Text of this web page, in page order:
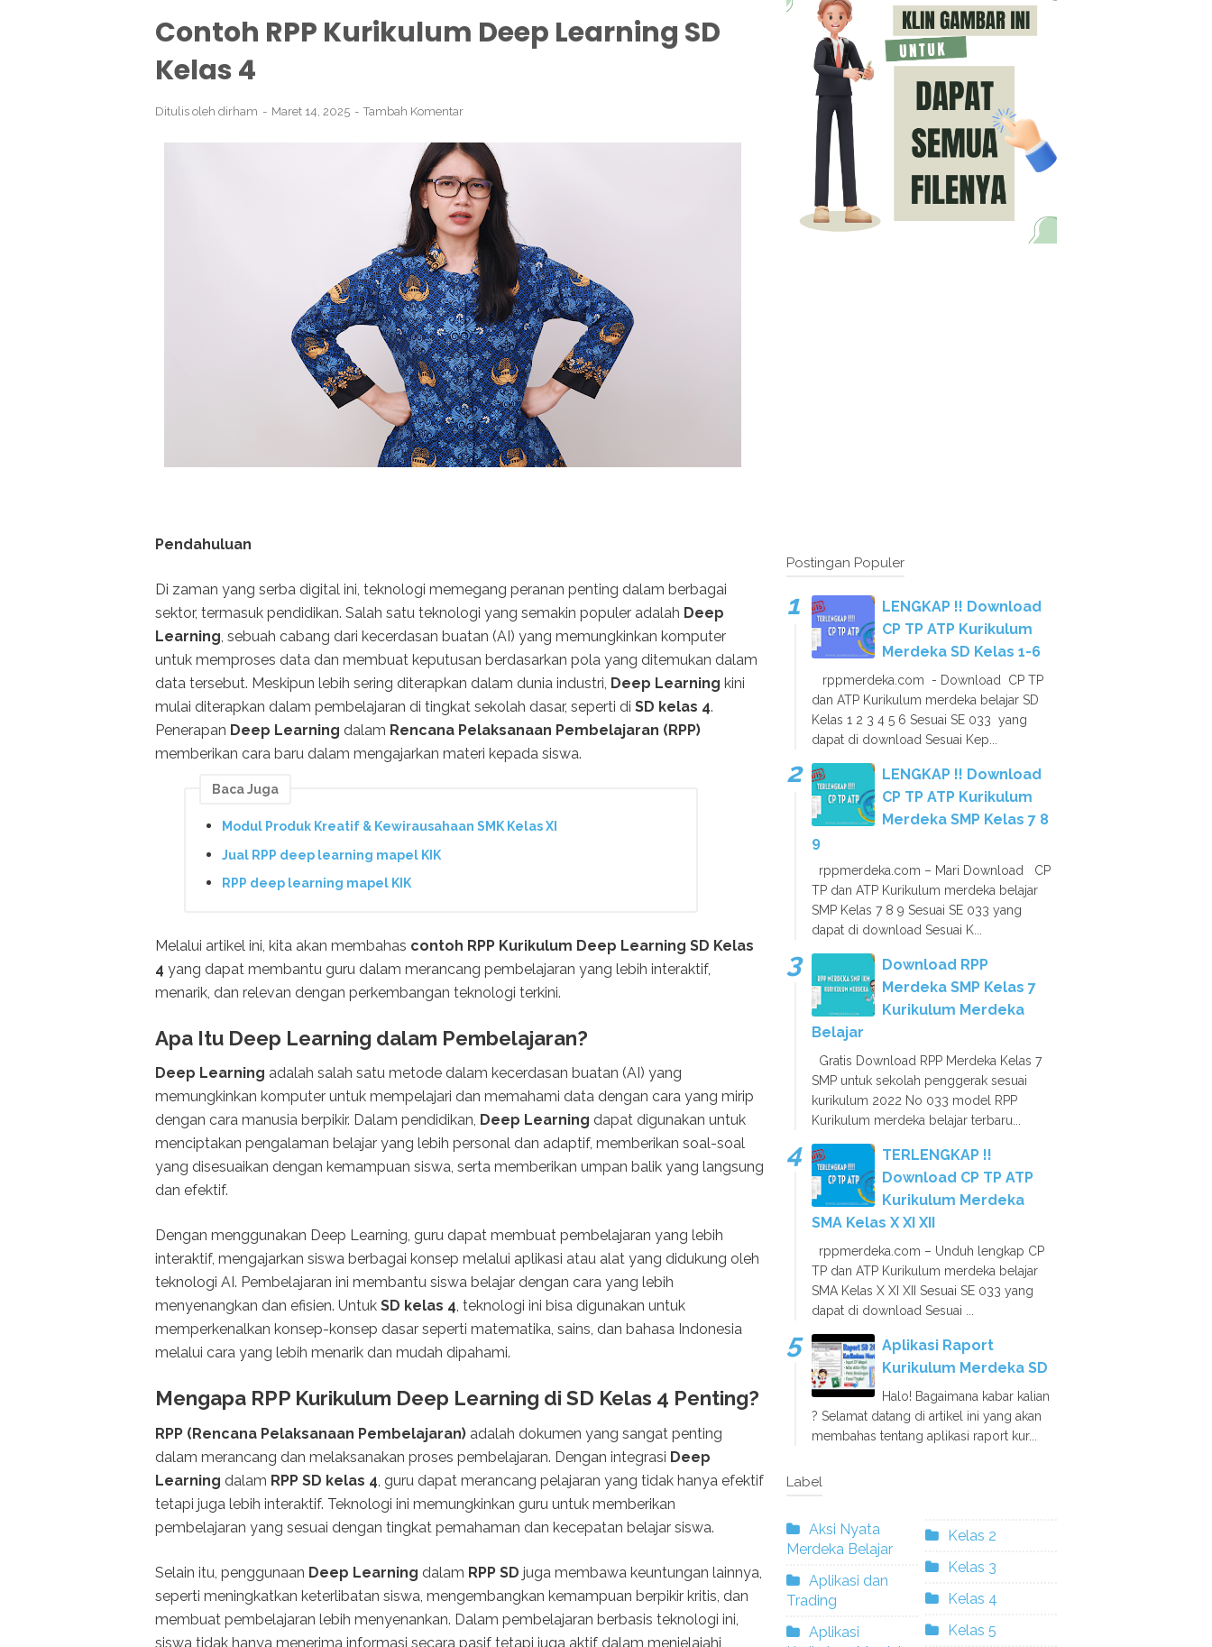
Contoh RPP Kurikulum Deep Learning SD
Kelas 4
Ditulis oleh dirham Maret 14, 2025 Tambah Komentar
Pendahuluan
Di zaman yang serba digital ini, teknologi memegang peranan penting dalam berbagai
sektor, termasuk pendidikan. Salah satu teknologi yang semakin populer adalah Deep
Learning, sebuah cabang dari kecerdasan buatan (AI) yang memungkinkan komputer
untuk memproses data dan membuat keputusan berdasarkan pola yang ditemukan dalam
data tersebut. Meskipun lebih sering diterapkan dalam dunia industri, Deep Learning kini
mulai diterapkan dalam pembelajaran di tingkat sekolah dasar, seperti di SD kelas 4.
Penerapan Deep Learning dalam Rencana Pelaksanaan Pembelajaran (RPP)
memberikan cara baru dalam mengajarkan materi kepada siswa.
Baca Juga
Modul Produk Kreatif & Kewirausahaan SMK Kelas XI
Jual RPP deep learning mapel KIK
RPP deep learning mapel KIK
Melalui artikel ini, kita akan membahas contoh RPP Kurikulum Deep Learning SD Kelas
4 yang dapat membantu guru dalam merancang pembelajaran yang lebih interaktif,
menarik, dan relevan dengan perkembangan teknologi terkini.
Apa Itu Deep Learning dalam Pembelajaran?
Deep Learning adalah salah satu metode dalam kecerdasan buatan (AI) yang
memungkinkan komputer untuk mempelajari dan memahami data dengan cara yang mirip
dengan cara manusia berpikir. Dalam pendidikan, Deep Learning dapat digunakan untuk
menciptakan pengalaman belajar yang lebih personal dan adaptif, memberikan soal-soal
yang disesuaikan dengan kemampuan siswa, serta memberikan umpan balik yang langsung
dan efektif.
Dengan menggunakan Deep Learning, guru dapat membuat pembelajaran yang lebih
interaktif, mengajarkan siswa berbagai konsep melalui aplikasi atau alat yang didukung oleh
teknologi AI. Pembelajaran ini membantu siswa belajar dengan cara yang lebih
menyenangkan dan efisien. Untuk SD kelas 4, teknologi ini bisa digunakan untuk
memperkenalkan konsep-konsep dasar seperti matematika, sains, dan bahasa Indonesia
melalui cara yang lebih menarik dan mudah dipahami.
Mengapa RPP Kurikulum Deep Learning di SD Kelas 4 Penting?
RPP (Rencana Pelaksanaan Pembelajaran) adalah dokumen yang sangat penting
dalam merancang dan melaksanakan proses pembelajaran. Dengan integrasi Deep
Learning dalam RPP SD kelas 4 , guru dapat merancang pelajaran yang tidak hanya efektif
tetapi juga lebih interaktif. Teknologi ini memungkinkan guru untuk memberikan
pembelajaran yang sesuai dengan tingkat pemahaman dan kecepatan belajar siswa.
Selain itu, penggunaan Deep Learning dalam RPP SD juga membawa keuntungan lainnya,
seperti meningkatkan keterlibatan siswa, mengembangkan kemampuan berpikir kritis, dan
membuat pembelajaran lebih menyenankan. Dalam pembelajaran berbasis teknologi ini,
siswa tidak hanya menerima informasi secara pasif tetapi juga aktif dalam menjelajahi
Postingan Populer
LENGKAP !! Download
CP TP ATP Kurikulum
Merdeka SD Kelas 1-6
rppmerdeka.com - Download CP TP
dan ATP Kurikulum merdeka belajar SD
Kelas 1 2 3 4 5 6 Sesuai SE 033 yang
dapat di download Sesuai Kep...
LENGKAP !! Download
CP TP ATP Kurikulum
Merdeka SMP Kelas 7 8
9
rppmerdeka.com – Mari Download CP
TP dan ATP Kurikulum merdeka belajar
SMP Kelas 7 8 9 Sesuai SE 033 yang
dapat di download Sesuai K...
Download RPP
Merdeka SMP Kelas 7
Kurikulum Merdeka
Belajar
Gratis Download RPP Merdeka Kelas 7
SMP untuk sekolah penggerak sesuai
kurikulum 2022 No 033 model RPP
Kurikulum merdeka belajar terbaru...
TERLENGKAP !!
Download CP TP ATP
Kurikulum Merdeka
SMA Kelas X XI XII
rppmerdeka.com – Unduh lengkap CP
TP dan ATP Kurikulum merdeka belajar
SMA Kelas X XI XII Sesuai SE 033 yang
dapat di download Sesuai ...
Aplikasi Raport
Kurikulum Merdeka SD
Halo! Bagaimana kabar kalian
? Selamat datang di artikel ini yang akan
membahas tentang aplikasi raport kur...
Label
Aksi Nyata
Merdeka Belajar
Aplikasi dan
Trading
Aplikasi
Kelas 2
Kelas 3
Kelas 4
Kelas 5